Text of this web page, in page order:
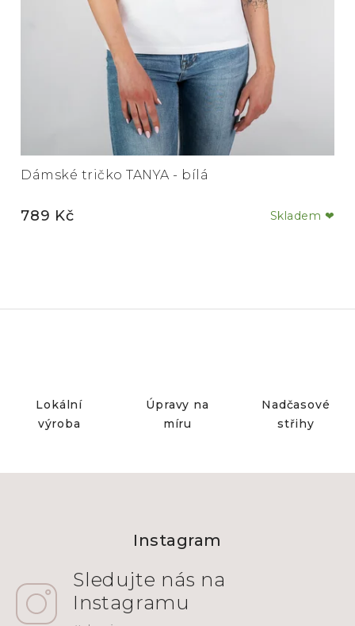
Lokální
výroba
Úpravy na
míru
Nadčasové
střihy
Dámské tričko TANYA - bílá
Skladem ❤
789 Kč
Instagram